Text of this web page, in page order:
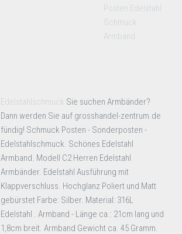
Posten Edelstahl
Schmuck
Armband
Edelstahlschmuck Sie suchen Armbänder?
Dann werden Sie auf grosshandel-zentrum.de
fündig! Schmuck Posten - Sonderposten -
Edelstahlschmuck. Schönes Edelstahl
Armband. Modell C2 Herren Edelstahl
Armbänder. Edelstahl Ausführung mit
Klappverschluss. Hochglanz Poliert und Matt
gebürstet Farbe: Silber. Material: 316L
Edelstahl . Armband - Länge ca.: 21cm lang und
1,8cm breit. Armband Gewicht ca. 45 Gramm.